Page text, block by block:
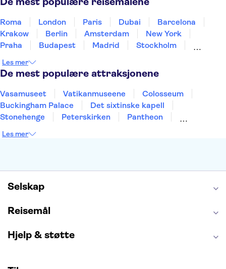
Roma London Paris Dubai
Barcelona
Krakow
Berlin Amsterdam
New York
Praha
Budapest Madrid
Stockholm
Alicante
Les mer
De mest populære attraksjonene
Vasamuseet Vatikanmuseene
Colosseum
Buckingham Palace
Det sixtinske kapell
Stonehenge
Peterskirken
Pantheon
Burj Khalifa
Les mer
Selskap
Reisemål
Hjelp & støtte